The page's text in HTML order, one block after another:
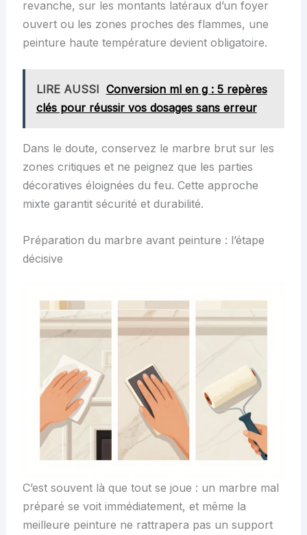
revanche, sur les montants latéraux d’un foyer
ouvert ou les zones proches des flammes, une
peinture haute température devient obligatoire.
LIRE AUSSI Conversion ml en g : 5 repères
clés pour réussir vos dosages sans erreur
Dans le doute, conservez le marbre brut sur les
zones critiques et ne peignez que les parties
décoratives éloignées du feu. Cette approche
mixte garantit sécurité et durabilité.
Préparation du marbre avant peinture : l’étape
décisive
C’est souvent là que tout se joue : un marbre mal
préparé se voit immédiatement, et même la
meilleure peinture ne rattrapera pas un support